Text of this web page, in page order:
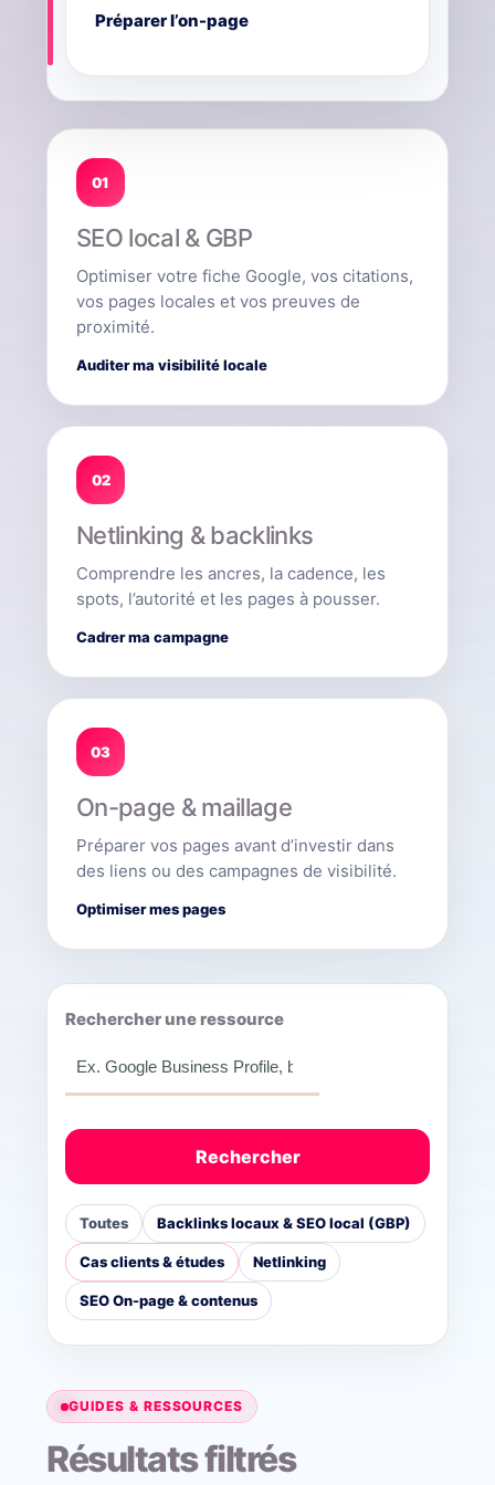
Préparer l’on-page
01
SEO local & GBP
Optimiser votre fiche Google, vos citations,
vos pages locales et vos preuves de
proximité.
Auditer ma visibilité locale
02
Netlinking & backlinks
Comprendre les ancres, la cadence, les
spots, l’autorité et les pages à pousser.
Cadrer ma campagne
03
On-page & maillage
Préparer vos pages avant d’investir dans
des liens ou des campagnes de visibilité.
Optimiser mes pages
Rechercher une ressource
Rechercher
Toutes Backlinks locaux & SEO local (GBP)
Cas clients & études Netlinking
SEO On-page & contenus
GUIDES & RESSOURCES
Résultats filtrés